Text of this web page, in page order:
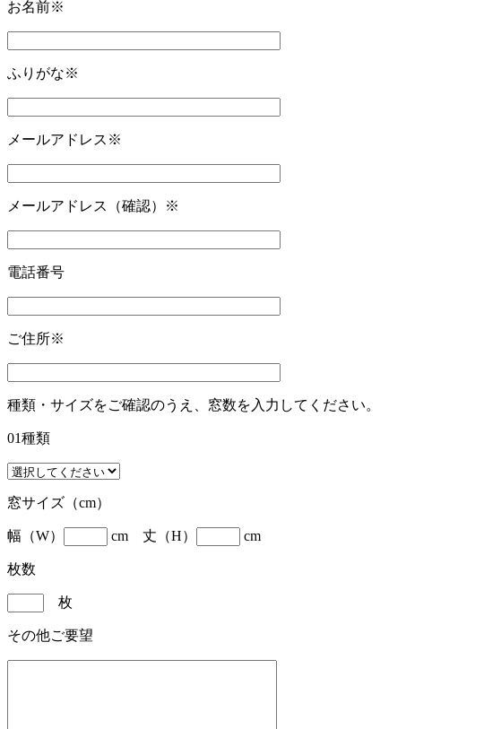
お名前※
ふりがな※
メールアドレス ※
メールアドレス（確認） ※
電話番号
ご住所※
種類・サイズをご確認のうえ、窓数を入力してください。
01種類
窓サイズ（cm）
幅（W） cm 丈（H） cm
枚数
枚
その他ご要望